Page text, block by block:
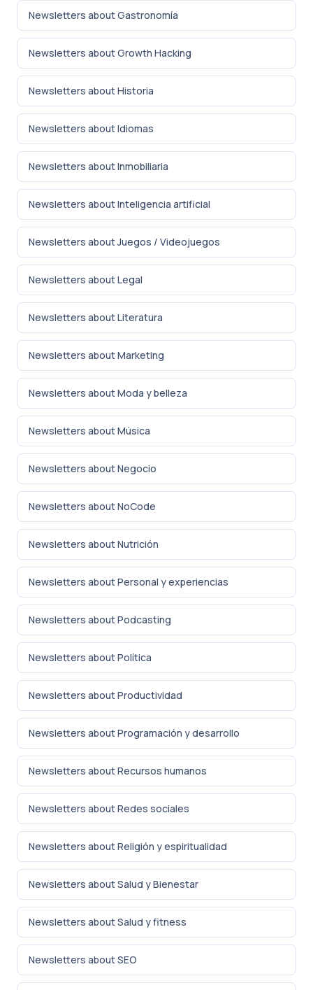
Newsletters about Gastronomía
Newsletters about Growth Hacking
Newsletters about Historia
Newsletters about Idiomas
Newsletters about Inmobiliaria
Newsletters about Inteligencia artificial
Newsletters about Juegos / Videojuegos
Newsletters about Legal
Newsletters about Literatura
Newsletters about Marketing
Newsletters about Moda y belleza
Newsletters about Música
Newsletters about Negocio
Newsletters about NoCode
Newsletters about Nutrición
Newsletters about Personal y experiencias
Newsletters about Podcasting
Newsletters about Política
Newsletters about Productividad
Newsletters about Programación y desarrollo
Newsletters about Recursos humanos
Newsletters about Redes sociales
Newsletters about Religión y espiritualidad
Newsletters about Salud y Bienestar
Newsletters about Salud y fitness
Newsletters about SEO